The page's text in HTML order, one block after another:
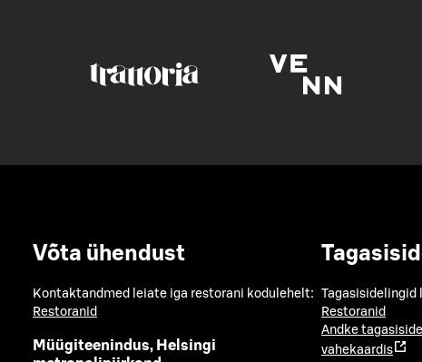
Võta ühendust
Kontaktandmed leiate iga restorani kodulehelt:
Restoranid
Müügiteenindus, Helsingi
Tagasisidelingid
Restoranid
Andke
vahekaardis